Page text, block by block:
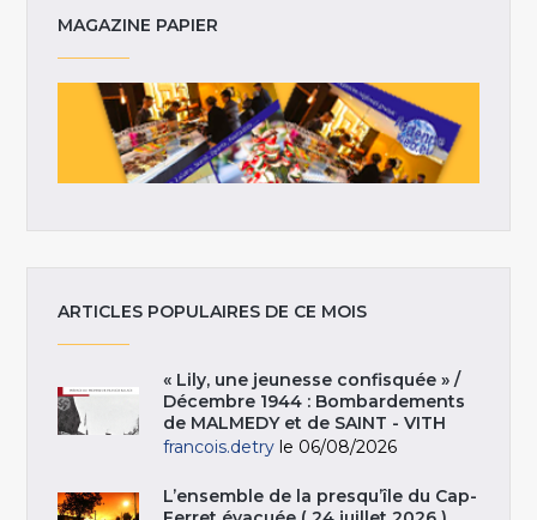
MAGAZINE PAPIER
ARTICLES POPULAIRES DE CE MOIS
« Lily, une jeunesse confisquée » /
Décembre 1944 : Bombardements
de MALMEDY et de SAINT - VITH
francois.detry le 06/08/2026
L’ensemble de la presqu’île du Cap-